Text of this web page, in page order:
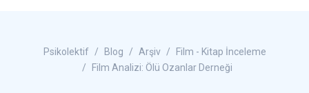
Psikolektif Blog Arşiv
Film - Kitap İnceleme
Film Analizi: Ölü Ozanlar Derneği